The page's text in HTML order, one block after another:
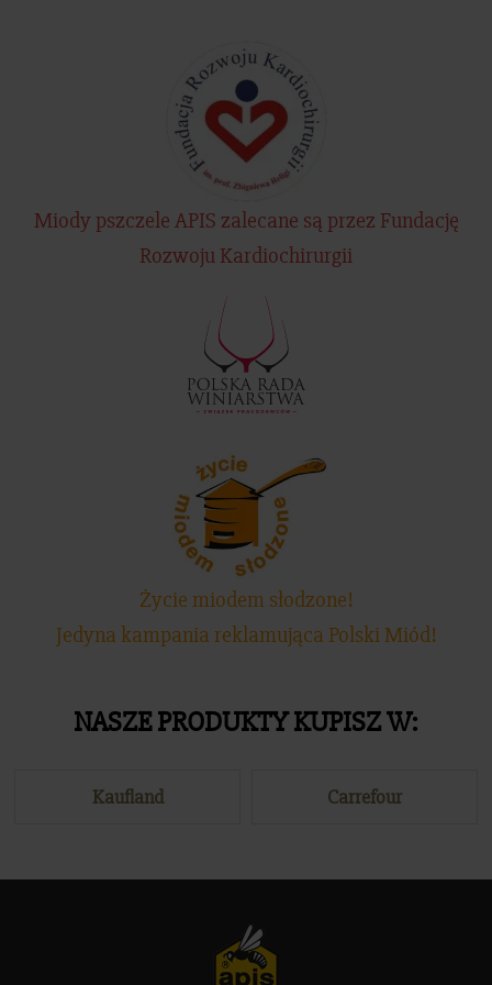
Miody pszczele APIS zalecane są przez Fundację
Rozwoju Kardiochirurgii
Życie miodem słodzone!
Jedyna kampania reklamująca Polski Miód!
NASZE PRODUKTY KUPISZ W:
Kaufland Carrefour